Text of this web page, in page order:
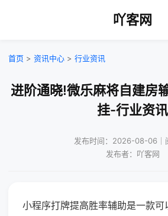
吖客网
首页 > 资讯中心 > 行业资讯
进阶通晓!微乐麻将自建房
挂-行业资讯
发布时间：2026-08-06｜
发布者：吖客网
小程序打牌提高胜率辅助是一款可